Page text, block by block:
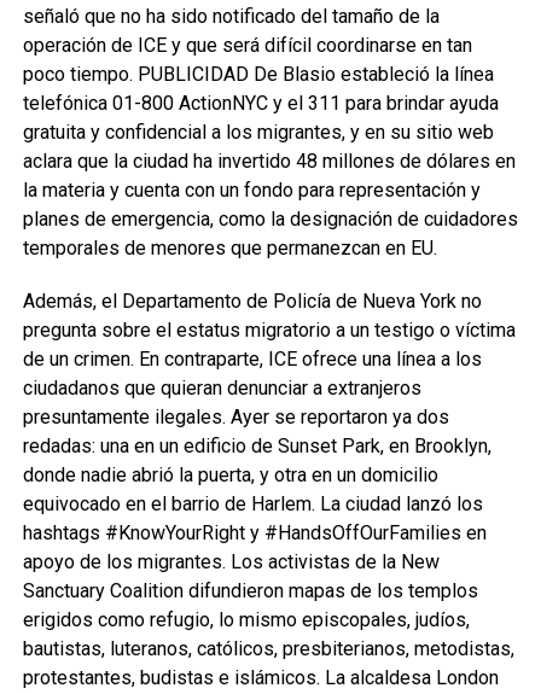
señaló que no ha sido notificado del tamaño de la
operación de ICE y que será difícil coordinarse en tan
poco tiempo. PUBLICIDAD De Blasio estableció la línea
telefónica 01-800 ActionNYC y el 311 para brindar ayuda
gratuita y confidencial a los migrantes, y en su sitio web
aclara que la ciudad ha invertido 48 millones de dólares en
la materia y cuenta con un fondo para representación y
planes de emergencia, como la designación de cuidadores
temporales de menores que permanezcan en EU.
Además, el Departamento de Policía de Nueva York no
pregunta sobre el estatus migratorio a un testigo o víctima
de un crimen. En contraparte, ICE ofrece una línea a los
ciudadanos que quieran denunciar a extranjeros
presuntamente ilegales. Ayer se reportaron ya dos
redadas: una en un edificio de Sunset Park, en Brooklyn,
donde nadie abrió la puerta, y otra en un domicilio
equivocado en el barrio de Harlem. La ciudad lanzó los
hashtags #KnowYourRight y #HandsOffOurFamilies en
apoyo de los migrantes. Los activistas de la New
Sanctuary Coalition difundieron mapas de los templos
erigidos como refugio, lo mismo episcopales, judíos,
bautistas, luteranos, católicos, presbiterianos, metodistas,
protestantes, budistas e islámicos. La alcaldesa London